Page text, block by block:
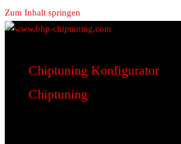
Zum Inhalt springen
www.bhp-chiptuning.com
BHP Motorsport
Chiptuning Konfigurator
Chiptuning